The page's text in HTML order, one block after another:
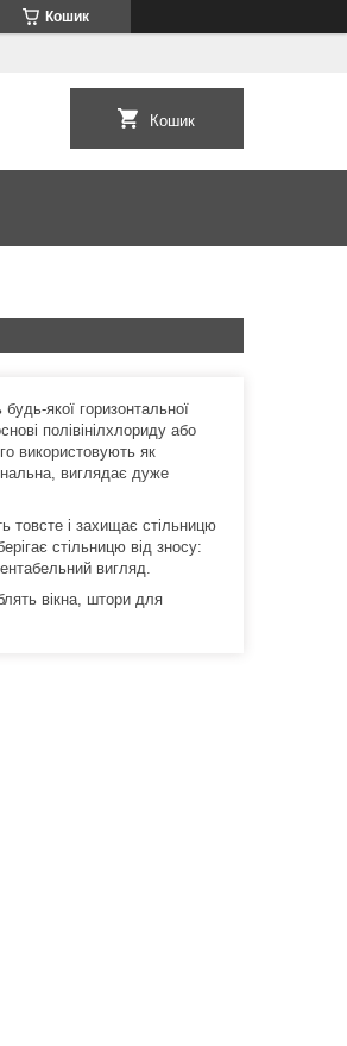
Кошик
Кошик
якої горизонтальної
полівінілхлориду або
використовують як
виглядає дуже
товсте і захищає стільницю
стільницю від зносу:
вигляд.
вікна, штори для